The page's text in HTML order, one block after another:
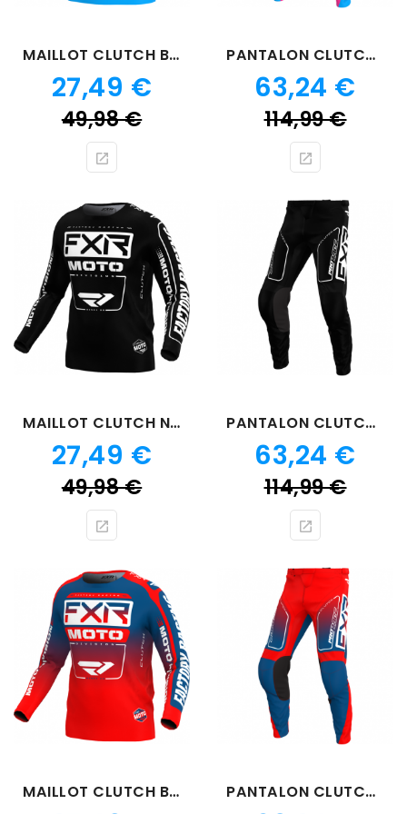
MAILLOT CLUTCH BLEU ROSE
Prix
27,49 €
49,98 €Prix
PANTALON CLUTCH BLEU ROSE
Prix
63,24 €
114,99 €Prix
MAILLOT CLUTCH NOIR 24
Prix
27,49 €
49,98 €Prix
PANTALON CLUTCH NOIR BLANC 24
Prix
63,24 €
114,99 €Prix
MAILLOT CLUTCH BLEU SLATE ROUGE PANTALON CLUTCH SLATE ROUGE